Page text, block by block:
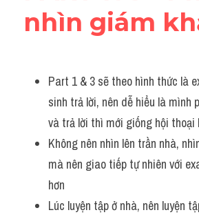
Verb
Giải đề THPT
Report đề thi thật IELTS GENERAL
Đề thi thật Task 1
Adv
Cách dùng từ
nhìn giám
Part 1 & 3 sẽ theo hình thức là
sinh trả lời, nên dễ hiểu là mình
và trả lời thì mới giống hội thoại
Không nên nhìn lên trần nhà,
mà nên giao tiếp tự nhiên với
hơn
Lúc luyện tập ở nhà, nên luyện